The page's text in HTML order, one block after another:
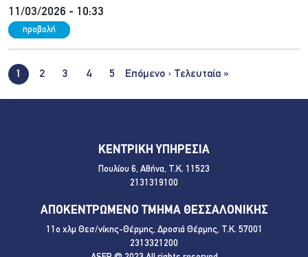
11/03/2026 - 10:33
προβολή
Σελιδοποίηση
1 2 3 4 5 Επόμενο ›Next page
Τελευταία »
ΚΕΝΤΡΙΚΗ ΥΠΗΡΕΣΙΑ
Πουλίου 6, Αθήνα, Τ.Κ. 11523
2131319100
ΑΠΟΚΕΝΤΡΩΜΕΝΟ ΤΜΗΜΑ ΘΕΣΣΑΛΟΝΙΚΗΣ
11ο χλμ Θεσ/νίκης-Θέρμης, Δροσιά Θέρμης, Τ.Κ. 57001
2313321200